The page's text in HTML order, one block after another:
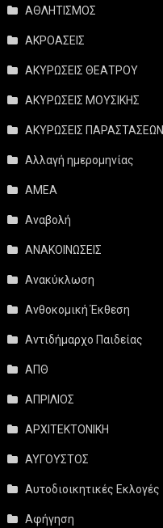
ΑΘΛΗΤΙΣΜΟΣ
ΑΚΡΟΑΣΕΙΣ
ΑΚΥΡΩΣΕΙΣ ΘΕΑΤΡΟΥ
ΑΚΥΡΩΣΕΙΣ ΜΟΥΣΙΚΗΣ
ΑΚΥΡΩΣΕΙΣ ΠΑΡΑΣΤΑΣΕΩΝ
Αλλαγή ημερομηνίας
ΑΜΕΑ
Αναβολή
ΑΝΑΚΟΙΝΩΣΕΙΣ
Ανακύκλωση
Ανθοκομική Έκθεση
Αντιδήμαρχο Παιδείας
ΑΠΘ
ΑΠΡΙΛΙΟΣ
ΑΡΧΙΤΕΚΤΟΝΙΚΗ
ΑΥΓΟΥΣΤΟΣ
Αυτοδιοικητικές Εκλογές
Αφήγηση